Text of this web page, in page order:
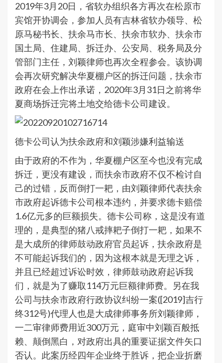
2019年3月20日，省软办组织各方再次在松原市
宾馆开协调会，参加人员有吉林省软办领导、松
原马秘书长、扶余马市长、扶余市软办、扶余市
国土局、住建局、拆迁办、公安局、税务局及分
管部门主任，刘颖律师也再次全程参会。该协调
会再次研究解决华夏棚户区的拆迁问题，扶余市
政府在会上作出承诺，2020年3月31日之前将华
夏商场拆迁完将土地交给德卡公司建设。
德卡公司认为扶余政府和刘颖涉嫌利益输送
由于政府的不作为，华夏棚户区至今也没有完成
拆迁，更没有建设，而扶余市政府不仅不检讨自
己的过错，反而倒打一耙，由刘颖律师代表扶余
市政府起诉德卡公司根本违约，并要求德卡赔偿
1.6亿元多的巨额损失。德卡公司称，这是没有道
理的，是典型的猪八戒摔耙子倒打一耙，如果不
是大成所的律师鼓动政府官员起诉，扶余政府是
不可能起诉我们的，因为这根本就是无理之诉，
并且已经超过诉讼时效，律师鼓动政府起诉我
们，就是为了赚取114万元巨额律师费。另在我
公司与扶余市政府行政协议纠纷一案([2019]吉行
终312号)代理人也是大成律师事务所刘颖律师，
一二审律师费用近300万元，庭审中刘颖百般抵
赖、颠倒黑白，对政府出具的重要证据文件矢口
否认。此案历经四年企业终于胜诉，把企业折磨